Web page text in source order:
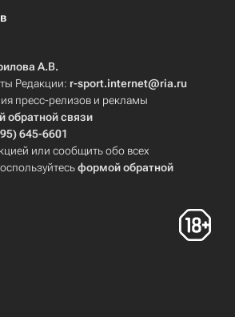
А.В.
Редакции: r-sport.internet@ria.ru
пресс-релизов и рекламы
обратной связи
645-6601
или сообщить обо всех
формой обратной